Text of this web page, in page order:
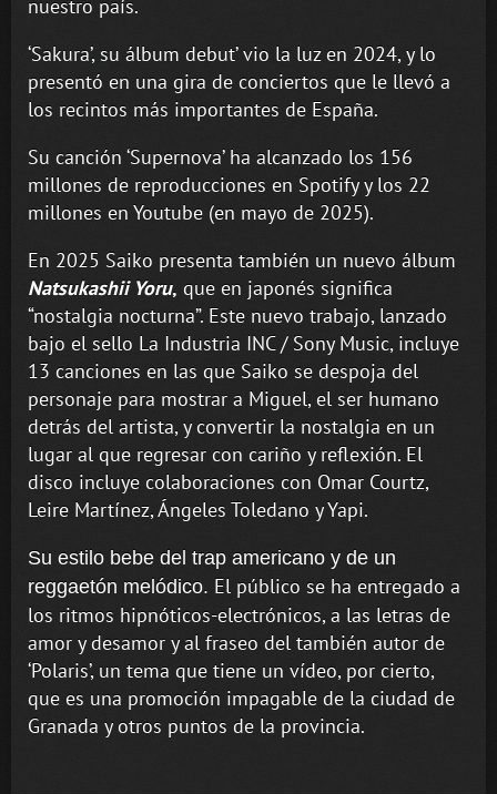
nuestro país.
‘Sakura’, su álbum debut’ vio la luz en 2024, y lo
presentó en una gira de conciertos que le llevó a
los recintos más importantes de España.
Su canción ‘Supernova’ ha alcanzado los 156
millones de reproducciones en Spotify y los 22
millones en Youtube (en mayo de 2025).
En 2025 Saiko presenta también un nuevo álbum
Natsukashii Yoru, que en japonés significa
“nostalgia nocturna”. Este nuevo trabajo, lanzado
bajo el sello La Industria INC / Sony Music, incluye
13 canciones en las que Saiko se despoja del
personaje para mostrar a Miguel, el ser humano
detrás del artista, y convertir la nostalgia en un
lugar al que regresar con cariño y reflexión. El
disco incluye colaboraciones con Omar Courtz,
Leire Martínez, Ángeles Toledano y Yapi.
Su estilo bebe del trap americano y de un
reggaetón melódico. El público se ha entregado a
los ritmos hipnóticos-electrónicos, a las letras de
amor y desamor y al fraseo del también autor de
‘Polaris’, un tema que tiene un vídeo, por cierto,
que es una promoción impagable de la ciudad de
Granada y otros puntos de la provincia.